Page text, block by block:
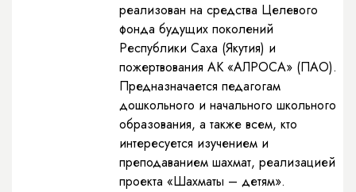
реализован на средства Целевого
фонда будущих поколений
Республики Саха (Якутия) и
пожертвования АК «АЛРОСА» (ПАО).
Предназначается педагогам
дошкольного и начального школьного
образования, а также всем, кто
интересуется изучением и
преподаванием шахмат, реализацией
проекта «Шахматы – детям».